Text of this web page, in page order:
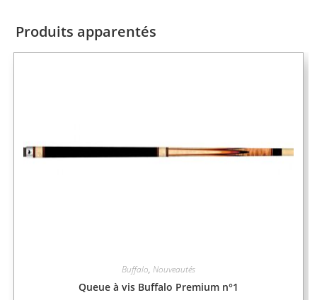
Produits apparentés
Buffalo, Nouveautés
Queue à vis Buffalo Premium n°1